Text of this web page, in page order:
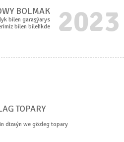
2023
BOLMAK
bilen garaşýarys
bilen bilelikde
TOPARY
dizaýn we gözleg topary